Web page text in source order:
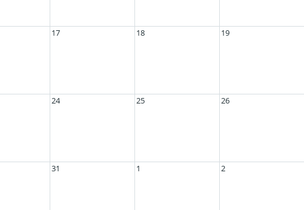
17 18 19
24 25 26
31 1 2